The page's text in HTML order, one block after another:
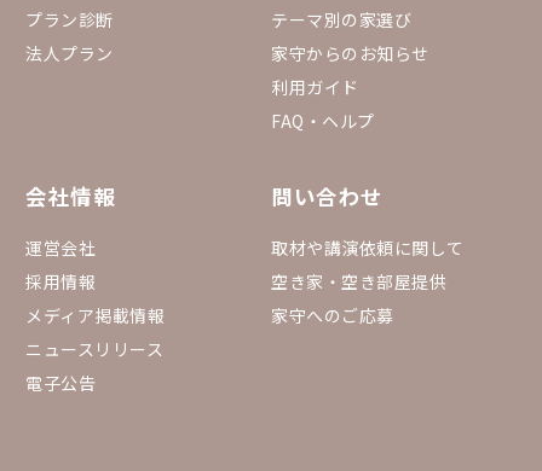
プラン診断
法人プラン
テーマ別の家選び
家守からのお知らせ
利用ガイド
FAQ・ヘルプ
会社情報
運営会社
採用情報
メディア掲載情報
ニュースリリース
電子公告
問い合わせ
取材や講演依頼に関して
空き家・空き部屋提供
家守へのご応募